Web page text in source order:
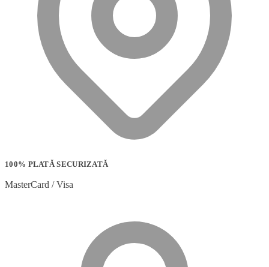
100% PLATĂ SECURIZATĂ
MasterCard / Visa